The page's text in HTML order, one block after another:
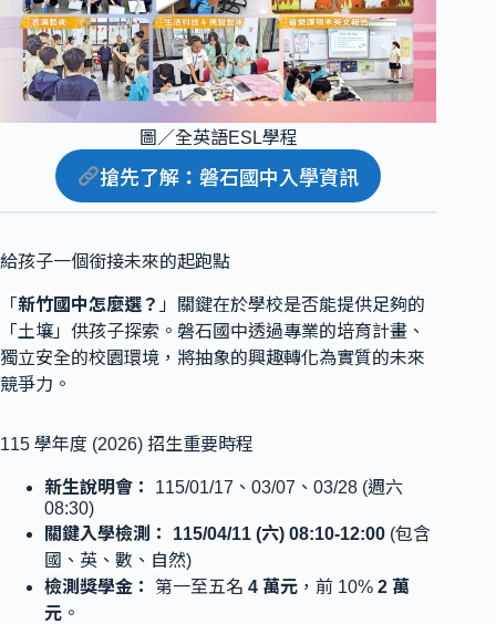
圖／全英語ESL學程
搶先了解 ：磐石國中入學資訊
給孩子一個銜接未來的起跑點
「 新竹國中怎麼選？ 」關鍵在於學校是否能提供足夠的
「土壤」供孩子探索。磐石國中透過專業的培育計畫、
獨立安全的校園環境，將抽象的興趣轉化為實質的未來
競爭力。
115 學年度 (2026) 招生重要時程
新生說明會：
115/01/17、03/07、03/28 (週六
08:30)
關鍵入學檢測：
115/04/11 (六) 08:10-12:00 (包含
國、英、數、自然)
檢測獎學金：
第一至五名 4 萬元 ，前 10% 2 萬
元 。